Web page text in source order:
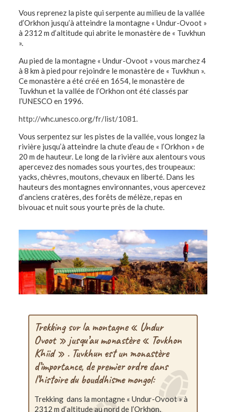
Vous reprenez la piste qui serpente au milieu de la vallée
d’Orkhon jusqu’à atteindre la montagne « Undur-Ovoot »
à 2312 m d’altitude qui abrite le monastère de « Tuvkhun
».
Au pied de la montagne « Undur-Ovoot » vous marchez 4
à 8 km à pied pour rejoindre le monastère de « Tuvkhun ».
Ce monastère a été créé en 1654, le monastère de
Tuvkhun et la vallée de l’Orkhon ont été classés par
l’UNESCO en 1996.
http://whc.unesco.org/fr/list/1081.
Vous serpentez sur les pistes de la vallée, vous longez la
rivière jusqu’à atteindre la chute d’eau de « l’Orkhon » de
20 m de hauteur. Le long de la rivière aux alentours vous
apercevez des nomades sous yourtes, des troupeaux:
yacks, chèvres, moutons, chevaux en liberté. Dans les
hauteurs des montagnes environnantes, vous apercevez
d’anciens cratères, des forêts de mélèze, repas en
bivouac et nuit sous yourte près de la chute.
Trekking sur la montagne « Undur
Ovoot » jusqu’au monastère « Tovkhon
Khiid » . Tuvkhun est un monastère
d’importance, de premier ordre dans
l’histoire du bouddhisme mongol:
Trekking dans la montagne « Undur-Ovoot » à
2312 m d’altitude au nord de l’Orkhon,